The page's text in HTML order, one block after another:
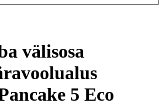
välisosa
5 Eco